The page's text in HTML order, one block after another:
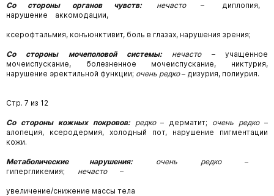
Со стороны органов чувств: нечасто– диплопия,
нарушение аккомодации,
ксерофтальмия, конъюнктивит, боль в глазах, нарушения зрения;
Со стороны мочеполовой системы: нечасто –
учащенное
мочеиспускание,
болезненное
мочеиспускание, никтурия,
нарушение эректильной функции; очень редко– дизурия, полиурия.
Стр. 7 из 12
Со стороны кожных покровов: редко – дерматит; очень редко –
алопеция,
ксеродермия, холодный пот, нарушение пигментации
кожи.
Метаболические нарушения: очень редко–
гипергликемия; нечасто–
увеличение/снижение массы тела